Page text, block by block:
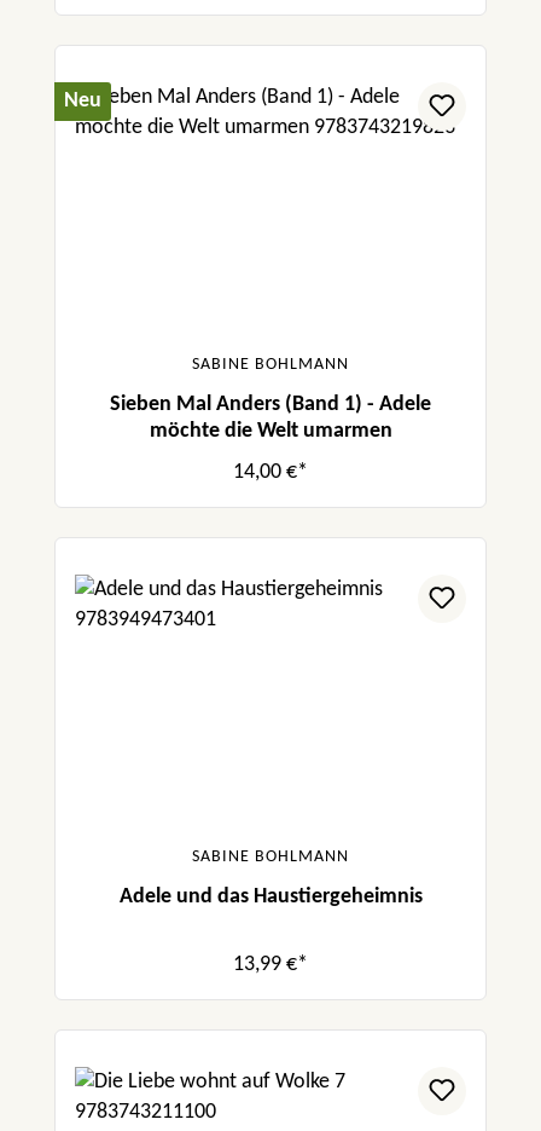
Neu
SABINE BOHLMANN
Sieben Mal Anders (Band 1) - Adele
möchte die Welt umarmen
14,00 €*
SABINE BOHLMANN
Adele und das Haustiergeheimnis
13,99 €*